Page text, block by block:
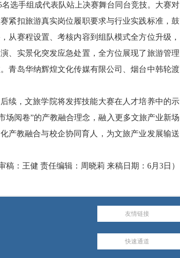
选手组成代表队站上决赛舞台同台竞技。 大赛对
紧扣旅游真实岗位履职要求与行业实践标准，鼓
从赛程设置、考核内容到组队模式全方位升级，
、实景化突发应急处置，全方位展现了旅游管理
青岛华纳辉煌文化传媒有限公司、烟台中韩轮渡
续，文旅学院将发挥技能大赛在人才培养中的示
场阅卷”的产教融合理念，融入更多文旅产业新场
产教融合与校企协同育人，为文旅产业发展输送
稿：王健 责任编辑：周晓莉 来稿日期：6月3日）
友情链接
快速通道